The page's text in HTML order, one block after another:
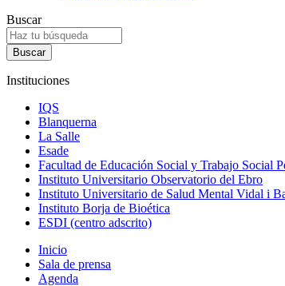
Buscar
Instituciones
IQS
Blanquerna
La Salle
Esade
Facultad de Educación Social y Trabajo Social
Instituto Universitario Observatorio del Ebro
Instituto Universitario de Salud Mental Vidal i
Instituto Borja de Bioética
ESDI (centro adscrito)
Inicio
Sala de prensa
Agenda